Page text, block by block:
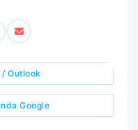
Google
Outlook